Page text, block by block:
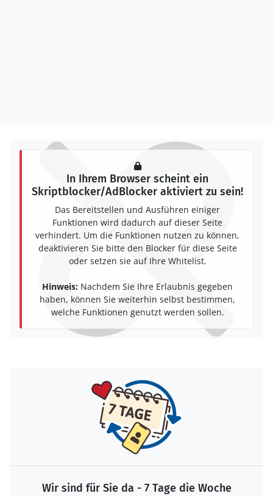
In Ihrem Browser scheint ein
Skriptblocker/AdBlocker aktiviert zu sein!
Das Bereitstellen und Ausführen einiger
Funktionen wird dadurch auf dieser Seite
verhindert. Um die Funktionen nutzen zu können,
deaktivieren Sie bitte den Blocker für diese Seite
oder setzen sie auf Ihre Whitelist.
Hinweis: Nachdem Sie Ihre Erlaubnis gegeben
haben, können Sie weiterhin selbst bestimmen,
welche Funktionen genutzt werden sollen.
Wir sind für Sie da - 7 Tage die Woche